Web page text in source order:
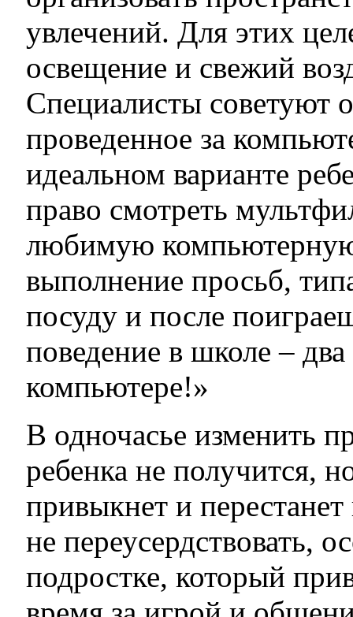
увлечений. Для этих
освещение и свежий
Специалисты советуют
проведенное за
идеальном варианте
право смотреть
любимую
выполнение просьб,
посуду и после
поведение в школе –
компьютере!»
В одночасье изменить
ребенка не получится,
привыкнет и перестанет
не переусердствовать,
подростке, который